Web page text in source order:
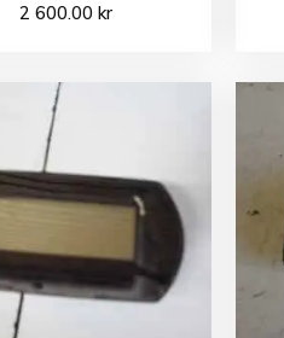
2 600.00kr